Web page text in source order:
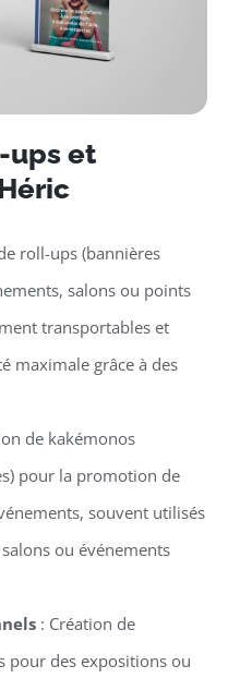
ups et
roll-ups (bannières
salons ou points
transportables et
maximale grâce à des
de kakémonos
pour la promotion de
souvent utilisés
ou événements
: Création de
pour des expositions ou